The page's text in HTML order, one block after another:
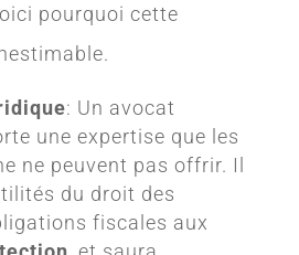
pourquoi cette
: Un avocat
une expertise que les
ne peuvent pas offrir. Il
du droit des
fiscales aux